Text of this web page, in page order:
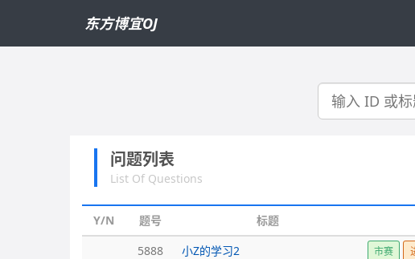
东方博宜OJ
搜
问题列表
List Of Questions
Y/N 题号 标题
5888
小Z的学习2 市赛